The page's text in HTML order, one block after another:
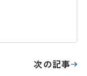
次の記事